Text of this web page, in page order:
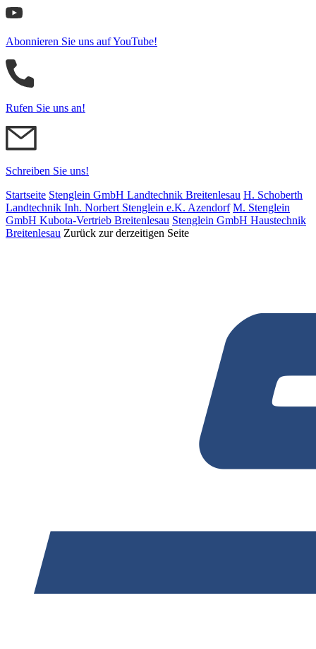
Abonnieren Sie uns auf YouTube!
Rufen Sie uns an!
Schreiben Sie uns!
Startseite Stenglein GmbH Landtechnik Breitenlesau H. Schoberth
Land­tech­nik Inh. Norbert Stenglein e.K. Azendorf M. Stenglein
GmbH Kubota-Vertrieb Breitenlesau Stenglein GmbH Haustechnik
Breitenlesau Zurück zur derzeitigen Seite